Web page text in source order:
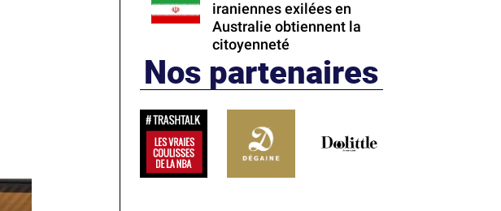
iraniennes exilées en
Australie obtiennent la
citoyenneté
Nos partenaires